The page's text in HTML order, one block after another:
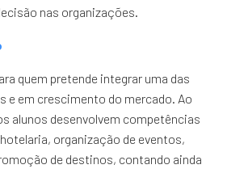
nas organizações.
quem pretende integrar uma das
e em crescimento do mercado. Ao
alunos desenvolvem competências
organização de eventos,
de destinos, contando ainda